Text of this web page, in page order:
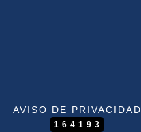
AVISO DE PRIVACIDAD
164193